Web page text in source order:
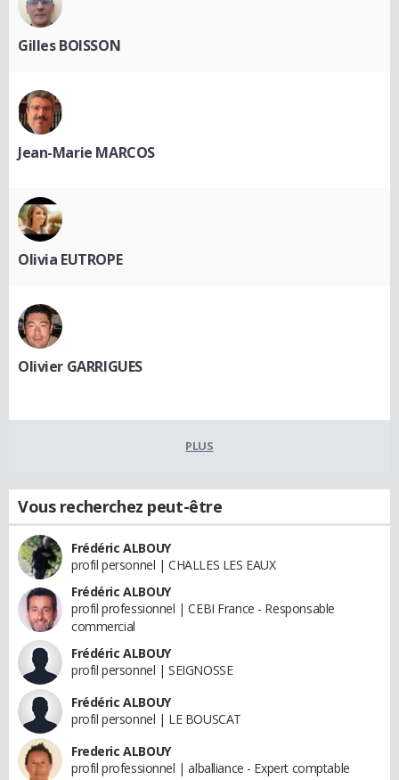
Gilles BOISSON
Jean-Marie MARCOS
Olivia EUTROPE
Olivier GARRIGUES
PLUS
Vous recherchez peut-être
Frédéric ALBOUY
profil personnel | CHALLES LES EAUX
Frédéric ALBOUY
profil professionnel | CEBI France - Responsable
commercial
Frédéric ALBOUY
profil personnel | SEIGNOSSE
Frédéric ALBOUY
profil personnel | LE BOUSCAT
Frederic ALBOUY
profil professionnel | alballiance - Expert comptable